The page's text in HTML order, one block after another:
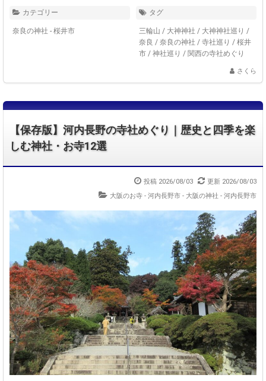
カテゴリー
奈良の神社 - 桜井市
タグ
三輪山 / 大神神社 / 大神神社巡り /
奈良 / 奈良の神社 / 寺社巡り / 桜井
市 / 神社巡り / 関西の寺社めぐり
さくら
【保存版】河内長野の寺社めぐり｜歴史と四季を楽
しむ神社・お寺12選
投稿 2026/08/03
更新 2026/08/03
大阪のお寺 - 河内長野市 - 大阪の神社 - 河内長野市